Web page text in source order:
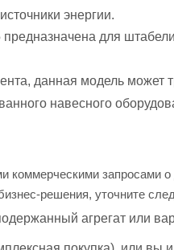
энергии.
для
данная модель может
навесного
коммерческими запросами
решения, уточните
агрегат или